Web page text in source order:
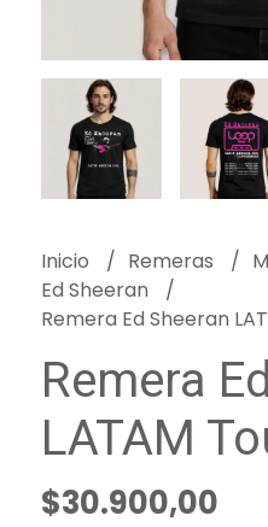
Inicio Remeras
Ed Sheeran
Remera Ed Sheeran
Remera
LATAM
$30.900,00